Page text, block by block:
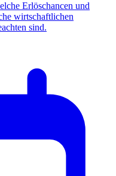
Erlöschancen und
wirtschaftlichen
sind.